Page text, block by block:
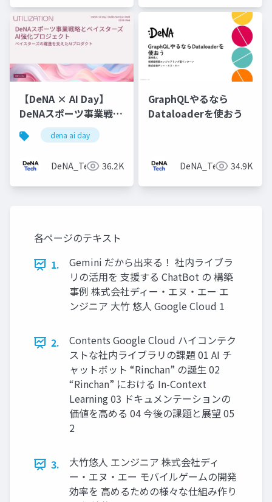
【DeNA × AI Day】
DeNAスポーツ事業戦略
とベイスターズAI強化
プロジェクト
dena ai day
DeNA_Tech 36.2K
GraphQLやるなら
Dataloaderを使おう
DeNA_Tech 34.9K
各ページのテキスト
1.
Gemini だから出来る！ 社内ライブラ
リの活用を 支援する ChatBot の 構築
事例 株式会社ディー・エヌ・エー エ
ンジニア 大竹 悠人 Google Cloud 1
2.
Contents Google Cloud ハイコンテク
ストな社内ライブラリの課題 01 AI チ
ャットボット “Rinchan” の誕生 02
“Rinchan” における In-Context
Learning 03 ドキュメンテーションの
価値を高める 04 今後の課題と展望 05
2
3.
大竹悠人 エンジニア 株式会社ディ
ー・エヌ・エー モバイルゲームの開発
効率を 高めるための様々な仕組み作り